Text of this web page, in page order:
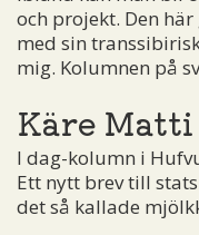
och projekt. Den
med sin
mig. Kolumnen på
Käre Matti
I dag-kolumn i
Ett nytt brev till
det så kallade